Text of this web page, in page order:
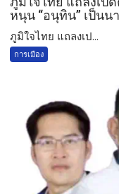
หนุน “อนุทิน” เป็นน
ภูมิใจไทย แถลงเป...
การเมือง